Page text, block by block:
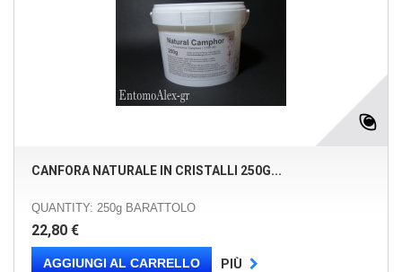
CANFORA NATURALE IN CRISTALLI 250G...
QUANTITY: 250g BARATTOLO
22,80 €
AGGIUNGI AL CARRELLO PIÙ